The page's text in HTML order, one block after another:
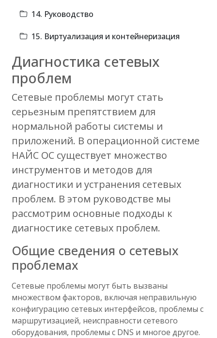
14. Руководство
15. Виртуализация и контейнеризация
Диагностика сетевых
проблем
Сетевые проблемы могут стать
серьезным препятствием для
нормальной работы системы и
приложений. В операционной системе
НАЙС ОС существует множество
инструментов и методов для
диагностики и устранения сетевых
проблем. В этом руководстве мы
рассмотрим основные подходы к
диагностике сетевых проблем.
Общие сведения о сетевых
проблемах
Сетевые проблемы могут быть вызваны
множеством факторов, включая неправильную
конфигурацию сетевых интерфейсов, проблемы с
маршрутизацией, неисправности сетевого
оборудования, проблемы с DNS и многое другое.